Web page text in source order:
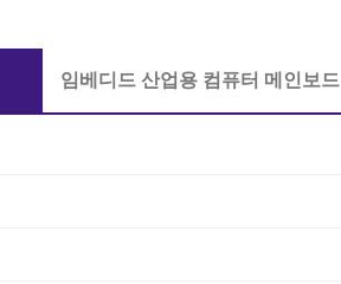
임베디드 산업용 컴퓨터 메인보드